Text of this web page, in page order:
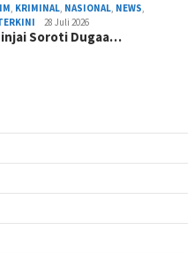
, KRIMINAL, NASIONAL, NEWS,
28 Juli 2026
Soroti Dugaa…